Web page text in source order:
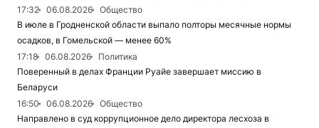
17:32
06.08.2026
Общество
В июле в Гродненской области выпало полторы месячные нормы
осадков, в Гомельской — менее 60%
17:18
06.08.2026
Политика
Поверенный в делах Франции Руайе завершает миссию в
Беларуси
16:50
06.08.2026
Общество
Направлено в суд коррупционное дело директора лесхоза в